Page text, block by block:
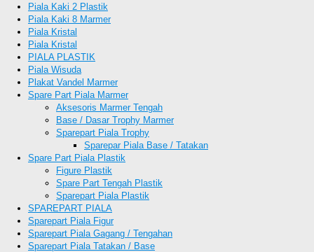
Piala Kaki 2 Plastik
Piala Kaki 8 Marmer
Piala Kristal
Piala Kristal
PIALA PLASTIK
Piala Wisuda
Plakat Vandel Marmer
Spare Part Piala Marmer
Aksesoris Marmer Tengah
Base / Dasar Trophy Marmer
Sparepart Piala Trophy
Sparepar Piala Base / Tatakan
Spare Part Piala Plastik
Figure Plastik
Spare Part Tengah Plastik
Sparepart Piala Plastik
SPAREPART PIALA
Sparepart Piala Figur
Sparepart Piala Gagang / Tengahan
Sparepart Piala Tatakan / Base